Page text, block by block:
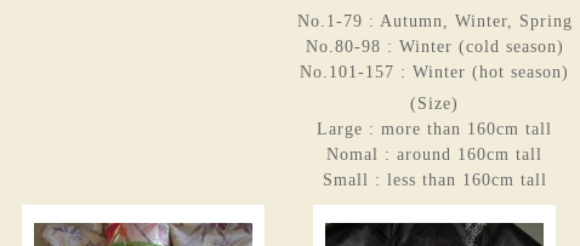
No.1-79 : Autumn, Winter, Spring
No.80-98 : Winter (cold season)
No.101-157 : Winter (hot season)
(Size)
Large : more than 160cm tall
Nomal : around 160cm tall
Small : less than 160cm tall